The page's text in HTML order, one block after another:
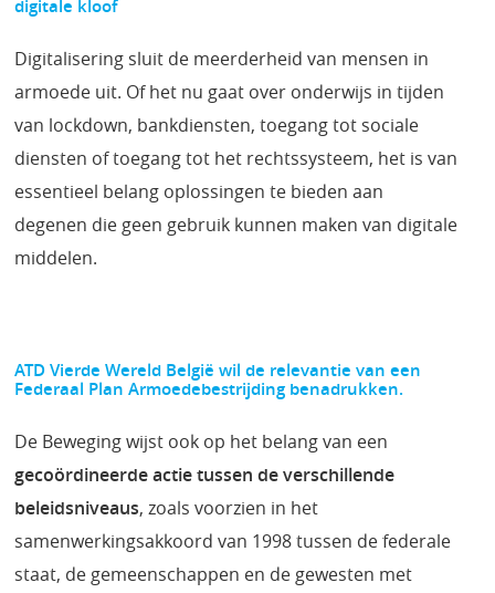
digitale kloof
Digitalisering sluit de meerderheid van mensen in
armoede uit. Of het nu gaat over onderwijs in tijden
van lockdown, bankdiensten, toegang tot sociale
diensten of toegang tot het rechtssysteem, het is van
essentieel belang oplossingen te bieden aan
degenen die geen gebruik kunnen maken van digitale
middelen.
ATD Vierde Wereld België wil de relevantie van een
Federaal Plan Armoedebestrijding benadrukken.
De Beweging wijst ook op het belang van een
gecoördineerde actie tussen de verschillende
beleidsniveaus, zoals voorzien in het
samenwerkingsakkoord van 1998 tussen de federale
staat, de gemeenschappen en de gewesten met